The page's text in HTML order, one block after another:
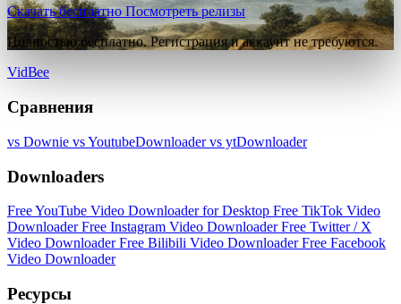
Скачать бесплатно Посмотреть релизы
Полностью бесплатно. Регистрация и аккаунт не требуются.
VidBee
Сравнения
vs Downie vs YoutubeDownloadervs ytDownloader
Downloaders
Free YouTube Video Downloader for Desktop Free TikTok Video
DownloaderFree Instagram Video DownloaderFree Twitter / X
Video DownloaderFree Bilibili Video DownloaderFree Facebook
Video Downloader
Ресурсы